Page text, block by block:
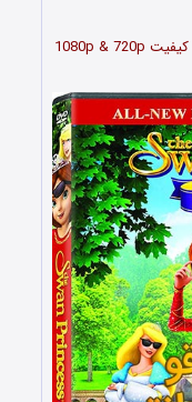
پرنسس قو: جاسوس سلطنتی دوزبانه با سه کیفیت 1080p & 720p